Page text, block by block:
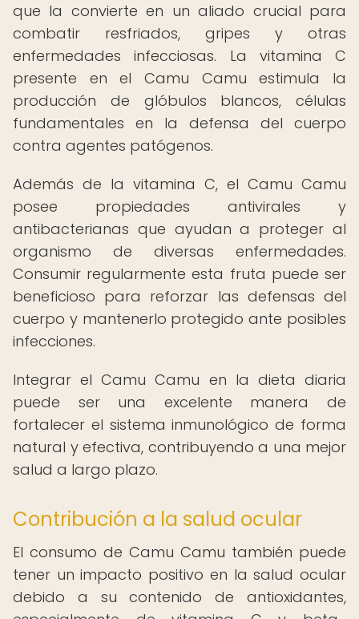
que la convierte en un aliado crucial para
combatir resfriados, gripes y otras
enfermedades infecciosas. La vitamina C
presente en el Camu Camu estimula la
producción de glóbulos blancos, células
fundamentales en la defensa del cuerpo
contra agentes patógenos.
Además de la vitamina C, el Camu Camu
posee propiedades antivirales y
antibacterianas que ayudan a proteger al
organismo de diversas enfermedades.
Consumir regularmente esta fruta puede ser
beneficioso para reforzar las defensas del
cuerpo y mantenerlo protegido ante posibles
infecciones.
Integrar el Camu Camu en la dieta diaria
puede ser una excelente manera de
fortalecer el sistema inmunológico de forma
natural y efectiva, contribuyendo a una mejor
salud a largo plazo.
Contribución a la salud ocular
El consumo de Camu Camu también puede
tener un impacto positivo en la salud ocular
debido a su contenido de antioxidantes,